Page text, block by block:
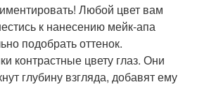
Любой цвет вам
к нанесению мейк-апа
подобрать оттенок.
контрастные цвету глаз. Они
глубину взгляда, добавят ему